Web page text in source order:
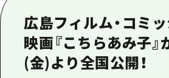
フォトダウンロー
関連リンク
広島フィルム・コミ
映画『こちらあみ子
(金)より全国公開！